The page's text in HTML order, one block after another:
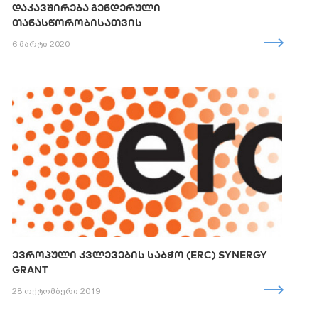
ᲓᲐᲙᲐᲕᲨᲘᲠᲔᲑᲐ ᲒᲔᲜᲓᲔᲠᲣᲚᲘ
ᲗᲐᲜᲐᲡᲬᲝᲠᲝᲑᲘᲡᲐᲗᲕᲘᲡ
6 მარტი 2020
ᲔᲕᲠᲝᲞᲣᲚᲘ ᲙᲕᲚᲔᲕᲔᲑᲘᲡ ᲡᲐᲑᲭᲝ (ERC) SYNERGY
GRANT
28 ოქტომბერი 2019